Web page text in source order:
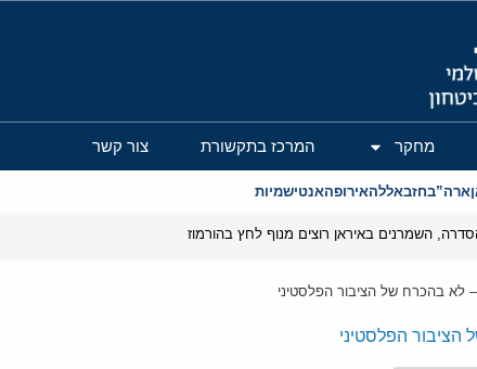
חוץ וביטחון
מחקר המרכז בתקשורת צור קשר
ארה”בחזבאללהאירופהאנטישמיות
השמרנים באיראן רוצים מנוף לחץ בהורמוז
בהכרח של הציבור הפלסטיני
הפלסטיני